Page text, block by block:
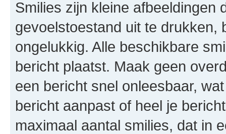
Smilies zijn kleine afbeeldingen
gevoelstoestand uit te drukken,
ongelukkig. Alle beschikbare
bericht plaatst. Maak geen
een bericht snel onleesbaar,
bericht aanpast of heel je
maximaal aantal smilies, dat in